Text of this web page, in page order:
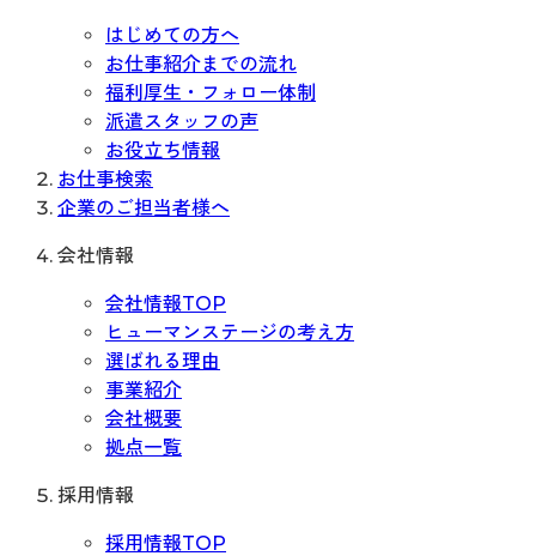
はじめての方へ
お仕事紹介までの流れ
福利厚生・フォロー体制
派遣スタッフの声
お役立ち情報
お仕事検索
企業のご担当者様へ
会社情報
会社情報TOP
ヒューマンステージの考え方
選ばれる理由
事業紹介
会社概要
拠点一覧
採用情報
採用情報TOP